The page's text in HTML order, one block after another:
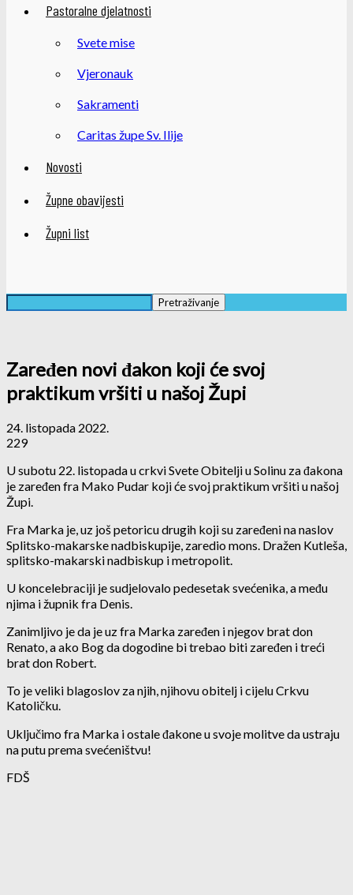
Pastoralne djelatnosti
Svete mise
Vjeronauk
Sakramenti
Caritas župe Sv. Ilije
Novosti
Župne obavijesti
Župni list
Zaređen novi đakon koji će svoj
praktikum vršiti u našoj Župi
24. listopada 2022.
229
U subotu 22. listopada u crkvi Svete Obitelji u Solinu za đakona
je zaređen fra Mako Pudar koji će svoj praktikum vršiti u našoj
Župi.
Fra Marka je, uz još petoricu drugih koji su zaređeni na naslov
Splitsko-makarske nadbiskupije, zaredio mons. Dražen Kutleša,
splitsko-makarski nadbiskup i metropolit.
U koncelebraciji je sudjelovalo pedesetak svećenika, a među
njima i župnik fra Denis.
Zanimljivo je da je uz fra Marka zaređen i njegov brat don
Renato, a ako Bog da dogodine bi trebao biti zaređen i treći
brat don Robert.
To je veliki blagoslov za njih, njihovu obitelj i cijelu Crkvu
Katoličku.
Uključimo fra Marka i ostale đakone u svoje molitve da ustraju
na putu prema svećeništvu!
FDŠ